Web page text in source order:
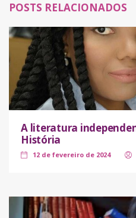
POSTS RELACIONADOS
A literatura
História
12 de fevereiro de 2024